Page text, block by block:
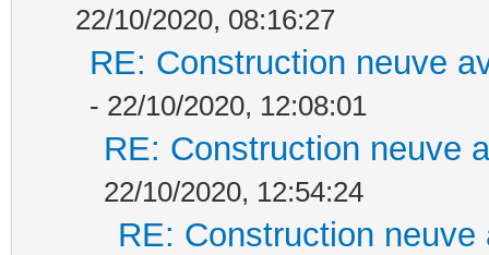
22/10/2020, 08:16:27
RE: Construction neuve
- 22/10/2020, 12:08:01
RE: Construction neuve
22/10/2020, 12:54:24
RE: Construction